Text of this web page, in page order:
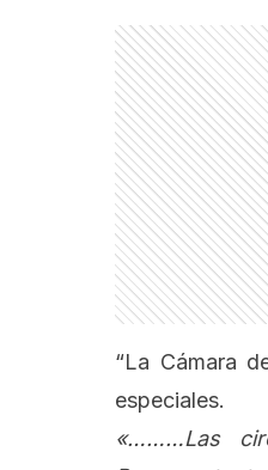
“La Cámara
especiales.
«………Las